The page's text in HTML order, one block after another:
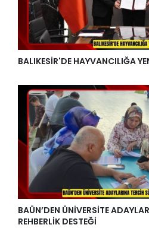
BALIKESİR'DE HAYVANCILIĞA
BAÜN’DEN ÜNİVERSİTE
REHBERLİK DESTEĞİ